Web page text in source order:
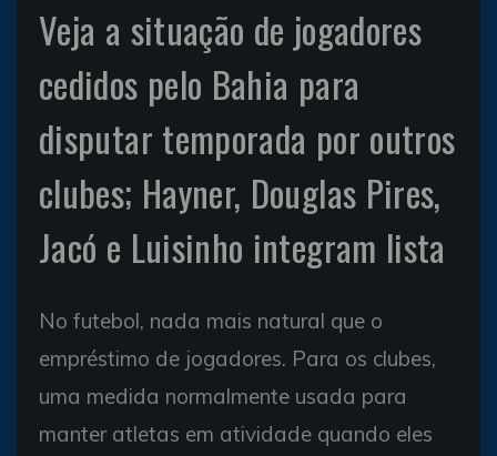
Veja a situação de jogadores
cedidos pelo Bahia para
disputar temporada por outros
clubes; Hayner, Douglas Pires,
Jacó e Luisinho integram lista
No futebol, nada mais natural que o
empréstimo de jogadores. Para os clubes,
uma medida normalmente usada para
manter atletas em atividade quando eles